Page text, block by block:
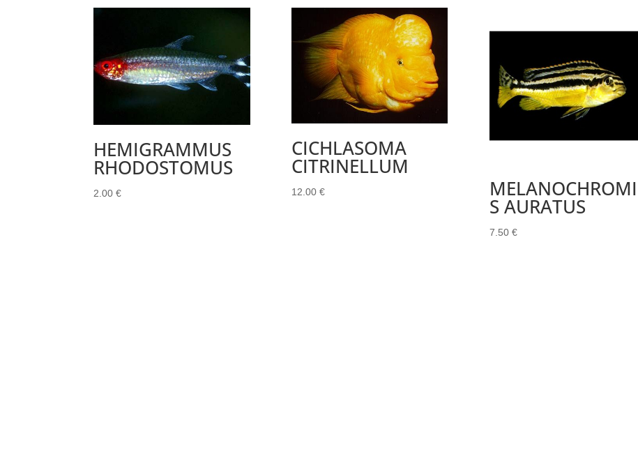
HEMIGRAMMUS
RHODOSTOMUS
2.00€
CICHLASOMA
CITRINELLUM
12.00 € MELANOCHROMI
S AURATUS
7.50 €